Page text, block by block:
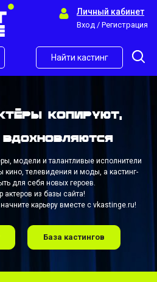
Личный кабинет
Вход / Регистрация
Найти кастинг
копируют,
модели и талантливые исполнители
кино, телевидения и моды, а кастинг-
для себя новых героев.
актеров из базы сайта!
карьеру вместе с vkastinge.ru!
База кастингов